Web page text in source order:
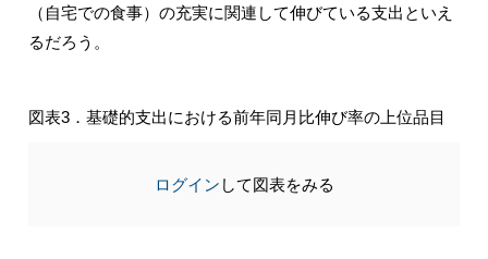
（自宅での食事）の充実に関連して伸びている支出といえ
るだろう。
図表3．基礎的支出における前年同月比伸び率の上位品目
ログイン して図表をみる